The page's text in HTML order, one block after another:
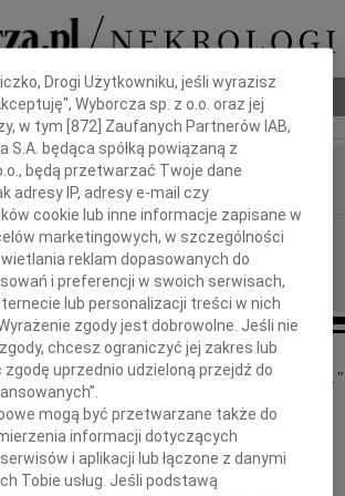
Poradnik pogrzebowy
Warszawa
08.10.2009
"Można odejść na zawsze, by stale być blisko..."
Zbyszku
Drogi Użytkowniku, jeśli wyrazisz
Wyborcza sp. z o.o. oraz jej
w tym [872 ] Zaufanych Partnerów IAB,
S.A. będąca spółką powiązaną z
będą przetwarzać Twoje dane
adresy IP, adresy e-mail czy
cookie lub inne informacje zapisane w
marketingowych, w szczególności
reklam dopasowanych do
i preferencji w swoich serwisach,
lub personalizacji treści w nich
zgody jest dobrowolne. Jeśli nie
chcesz ograniczyć jej zakres lub
uprzednio udzieloną przejdź do
mogą być przetwarzane także do
informacji dotyczących
i aplikacji lub łączone z danymi
Tobie usług. Jeśli podstawą